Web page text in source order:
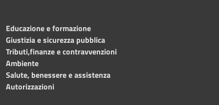
Educazione e formazione
Giustizia e sicurezza pubblica
Tributi,finanze e contravvenzioni
Ambiente
Salute, benessere e assistenza
Autorizzazioni